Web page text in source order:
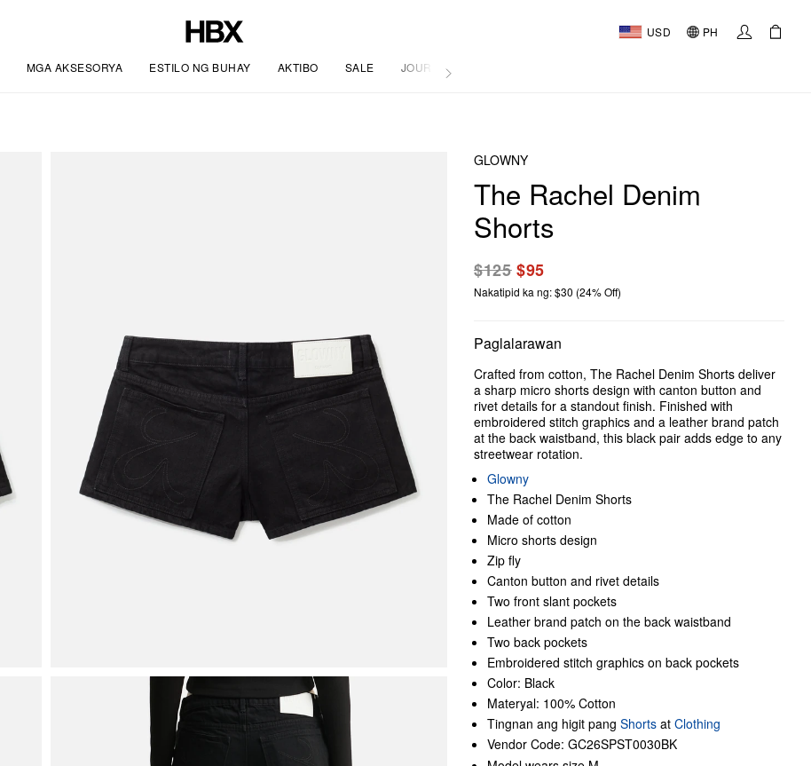
USD PH
MGA AKSESORYA ESTILO NG BUHAY AKTIBO SALE JOURNAL
GLOWNY
The Rachel Denim
Shorts
$125$95
Nakatipid ka ng: $30 (24% Off)
Paglalarawan
Crafted from cotton, The Rachel Denim Shorts deliver
a sharp micro shorts design with canton button and
rivet details for a standout finish. Finished with
embroidered stitch graphics and a leather brand patch
at the back waistband, this black pair adds edge to any
streetwear rotation.
Glowny
The Rachel Denim Shorts
Made of cotton
Micro shorts design
Zip fly
Canton button and rivet details
Two front slant pockets
Leather brand patch on the back waistband
Two back pockets
Embroidered stitch graphics on back pockets
Color: Black
Materyal: 100% Cotton
Tingnan ang higit pang Shorts at Clothing
Vendor Code: GC26SPST0030BK